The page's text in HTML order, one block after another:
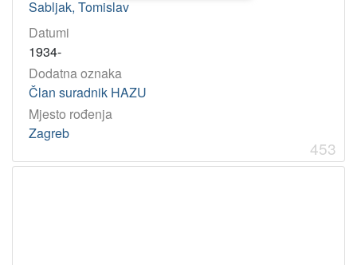
Sabljak, Tomislav
Datumi
1934-
Dodatna oznaka
Član suradnik HAZU
Mjesto rođenja
Zagreb
453